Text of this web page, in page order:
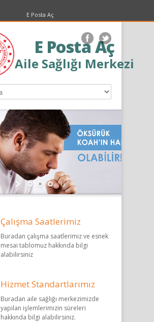
E Posta Aç
E Posta Aç
Aile Sağlığı Merkezi
Çalışma Saatlerimiz
Buradan çalışma saatlerimiz ve esnek
mesai tablomuz hakkında bilgi
alabilirsiniz
Hizmet Standartlarımız
Buradan aile sağlığı merkezimizde
yapılan işlemlerimizin süreleri
hakkında bilgi alabilirsiniz.